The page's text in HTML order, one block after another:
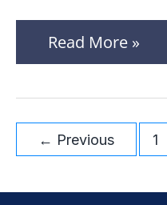
(Remote)
Read More »
← Previous 1